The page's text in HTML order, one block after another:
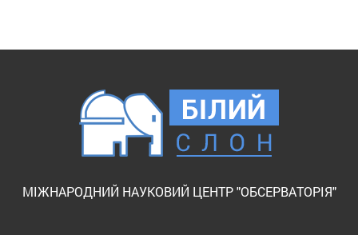
МІЖНАРОДНИЙ НАУКОВИЙ ЦЕНТР "ОБСЕРВАТОРІЯ"